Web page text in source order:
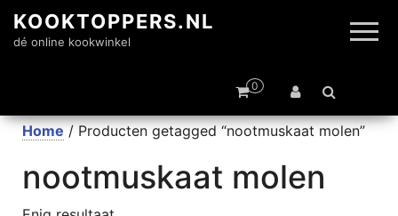
KOOKTOPPERS.NL
dé online kookwinkel
0
Home / Producten getagged “nootmuskaat molen”
nootmuskaat molen